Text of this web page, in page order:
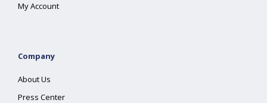
My Account
Company
About Us
Press Center